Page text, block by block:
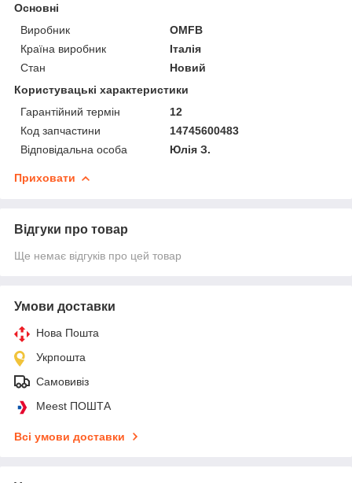
Основні
Виробник
OMFB
Країна виробник
Італія
Стан
Новий
Користувацькі характеристики
Гарантійний термін
12
Код запчастини
14745600483
Відповідальна особа
Юлія З.
Приховати
Відгуки про товар
Ще немає відгуків про цей товар
Умови доставки
Нова Пошта
Укрпошта
Самовивіз
Meest ПОШТА
Всі умови доставки